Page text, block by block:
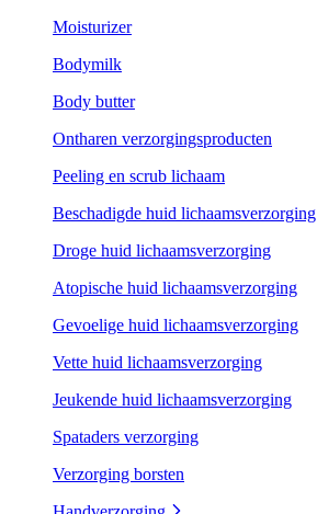
Moisturizer
Bodymilk
Body butter
Ontharen verzorgingsproducten
Peeling en scrub lichaam
Beschadigde huid lichaamsverzorging
Droge huid lichaamsverzorging
Atopische huid lichaamsverzorging
Gevoelige huid lichaamsverzorging
Vette huid lichaamsverzorging
Jeukende huid lichaamsverzorging
Spataders verzorging
Verzorging borsten